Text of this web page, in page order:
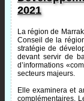
2021
La région de
Conseil de la
stratégie de
devant servir de
d’informations
secteurs majeurs.
Elle examinera et
complémentaires.